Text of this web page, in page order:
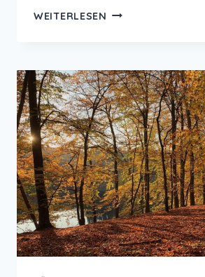
WEITERLESEN MEIN
–
DEIN
WEG
ZUR
INNEREN
BALANCE